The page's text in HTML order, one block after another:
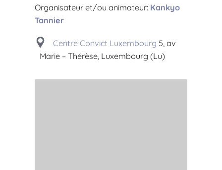
Organisateur et/ou animateur: Kankyo
Tannier
Centre Convict Luxembourg 5, av
Marie – Thérèse, Luxembourg (Lu)